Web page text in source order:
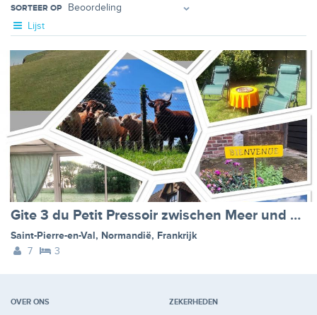
SORTEER OP
Lijst
Gite 3 du Petit Pressoir zwischen Meer und Wald in der Nähe von Le Tréport Mer
Saint-Pierre-en-Val, Normandië, Frankrijk
7
3
OVER ONS ZEKERHEDEN